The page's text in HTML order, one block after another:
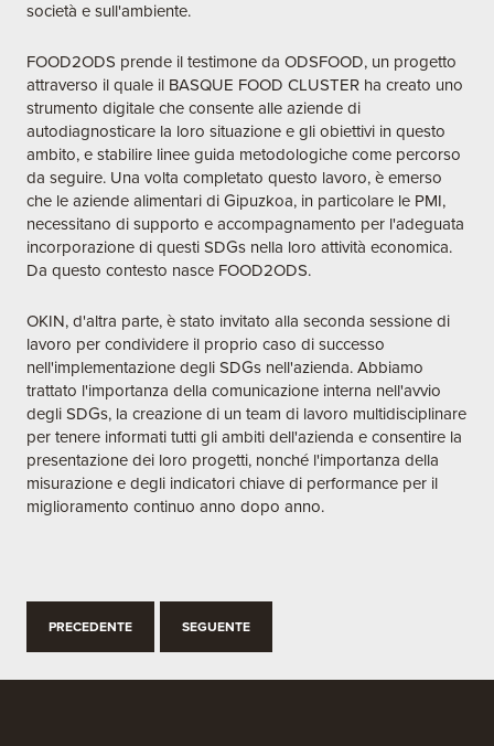
società e sull'ambiente.
FOOD2ODS prende il testimone da ODSFOOD, un progetto
attraverso il quale il BASQUE FOOD CLUSTER ha creato uno
strumento digitale che consente alle aziende di
autodiagnosticare la loro situazione e gli obiettivi in questo
ambito, e stabilire linee guida metodologiche come percorso
da seguire. Una volta completato questo lavoro, è emerso
che le aziende alimentari di Gipuzkoa, in particolare le PMI,
necessitano di supporto e accompagnamento per l'adeguata
incorporazione di questi SDGs nella loro attività economica.
Da questo contesto nasce FOOD2ODS.
OKIN, d'altra parte, è stato invitato alla seconda sessione di
lavoro per condividere il proprio caso di successo
nell'implementazione degli SDGs nell'azienda. Abbiamo
trattato l'importanza della comunicazione interna nell'avvio
degli SDGs, la creazione di un team di lavoro multidisciplinare
per tenere informati tutti gli ambiti dell'azienda e consentire la
presentazione dei loro progetti, nonché l'importanza della
misurazione e degli indicatori chiave di performance per il
miglioramento continuo anno dopo anno.
PRECEDENTE SEGUENTE